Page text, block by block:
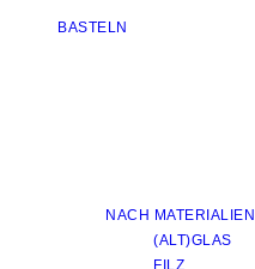
BASTELN
NACH MATERIALIEN
(ALT)GLAS
FILZ